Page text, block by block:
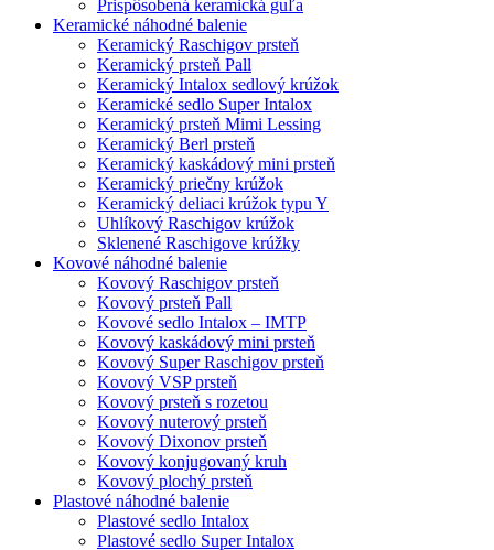
Prispôsobená keramická guľa
Keramické náhodné balenie
Keramický Raschigov prsteň
Keramický prsteň Pall
Keramický Intalox sedlový krúžok
Keramické sedlo Super Intalox
Keramický prsteň Mimi Lessing
Keramický Berl prsteň
Keramický kaskádový mini prsteň
Keramický priečny krúžok
Keramický deliaci krúžok typu Y
Uhlíkový Raschigov krúžok
Sklenené Raschigove krúžky
Kovové náhodné balenie
Kovový Raschigov prsteň
Kovový prsteň Pall
Kovové sedlo Intalox – IMTP
Kovový kaskádový mini prsteň
Kovový Super Raschigov prsteň
Kovový VSP prsteň
Kovový prsteň s rozetou
Kovový nuterový prsteň
Kovový Dixonov prsteň
Kovový konjugovaný kruh
Kovový plochý prsteň
Plastové náhodné balenie
Plastové sedlo Intalox
Plastové sedlo Super Intalox